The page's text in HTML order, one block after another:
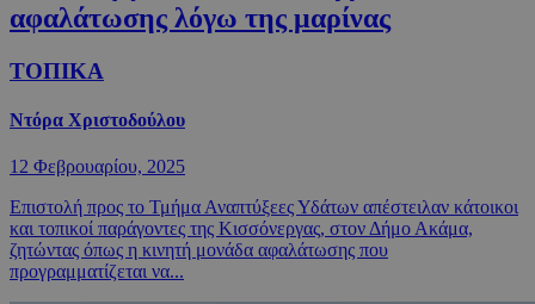
αφαλάτωσης λόγω της μαρίνας
ΤΟΠΙΚΑ
Ντόρα Χριστοδούλου
12 Φεβρουαρίου, 2025
Επιστολή προς το Τμήμα Αναπτύξεες Υδάτων απέστειλαν κάτοικοι
και τοπικοί παράγοντες της Κισσόνεργας, στον Δήμο Ακάμα,
ζητώντας όπως η κινητή μονάδα αφαλάτωσης που
προγραμματίζεται να...